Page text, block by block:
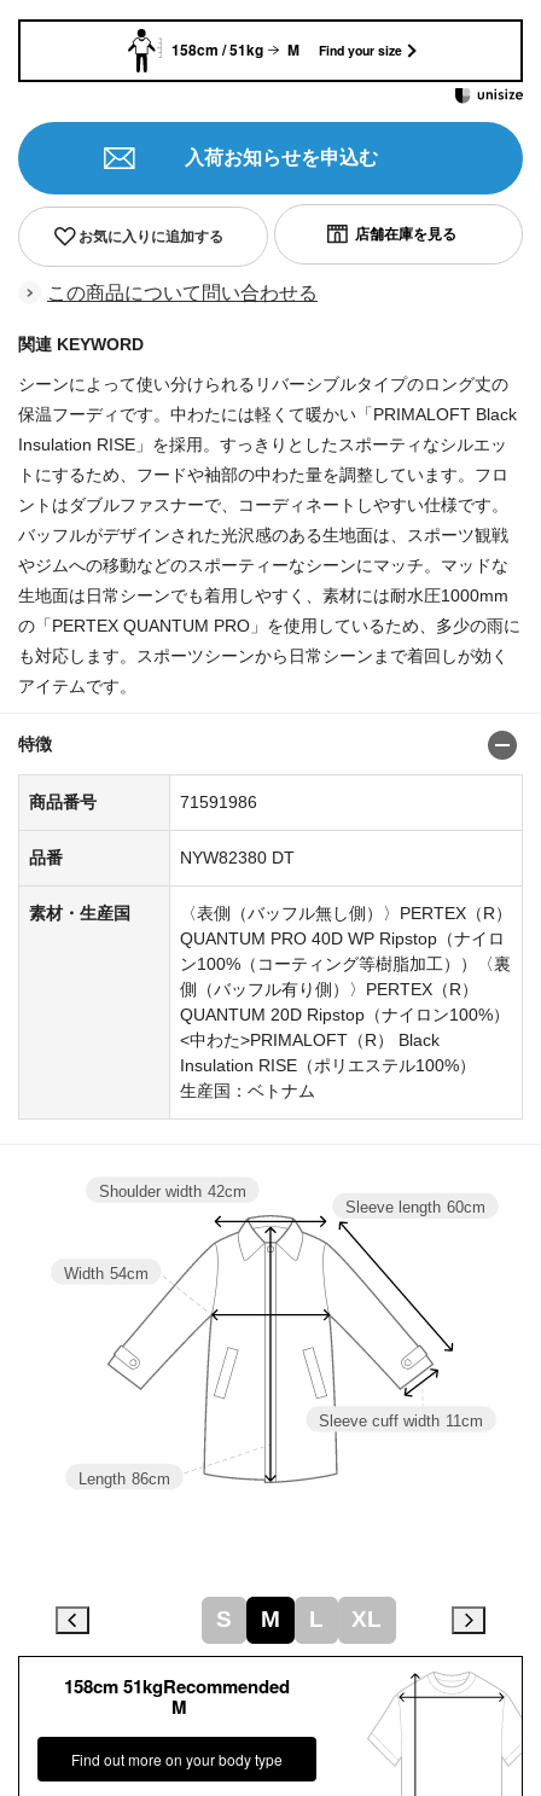
お気に入りに追加する
入荷お知らせを申込む
この商品について問い合わせる
関連 KEYWORD
シーンによって使い分けられるリバーシブルタイプのロング丈の
保温フーディです。中わたには軽くて暖かい「PRIMALOFT Black
Insulation RISE」を採用。すっきりとしたスポーティなシルエッ
トにするため、フードや袖部の中わた量を調整しています。フロ
ントはダブルファスナーで、コーディネートしやすい仕様です。
バッフルがデザインされた光沢感のある生地面は、スポーツ観戦
やジムへの移動などのスポーティーなシーンにマッチ。マッドな
生地面は日常シーンでも着用しやすく、素材には耐水圧1000mm
の「PERTEX QUANTUM PRO」を使用しているため、多少の雨に
も対応します。スポーツシーンから日常シーンまで着回しが効く
アイテムです。
特徴
商品番号 71591986
品番 NYW82380 DT
素材・生産国
〈表側（バッフル無し側）〉PERTEX（R）
QUANTUM PRO 40D WP Ripstop（ナイロ
ン100%（コーティング等樹脂加工））〈裏
側（バッフル有り側）〉PERTEX（R）
QUANTUM 20D Ripstop（ナイロン100%）
<中わた>PRIMALOFT（R） Black
Insulation RISE（ポリエステル100%）
生産国：ベトナム
158cm / 51kg M Find your size
158cm 51kgRecommended
M
Find out more on your body type
Sleeve cuff width 11cm
Sleeve length 60cm
Length 86cm
Width 54cm
Shoulder width 42cm
S M L XL